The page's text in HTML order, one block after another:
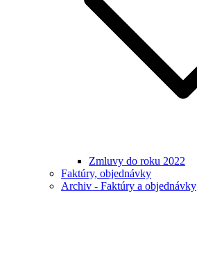
Zmluvy do roku 2022
Faktúry, objednávky
Archiv - Faktúry a objednávky